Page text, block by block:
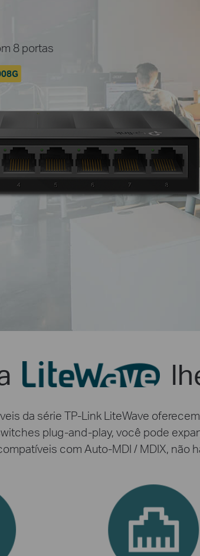
8 portas
da série TP-Link LiteWave
plug-and-play, você pode
com Auto-MDI / MDIX, não